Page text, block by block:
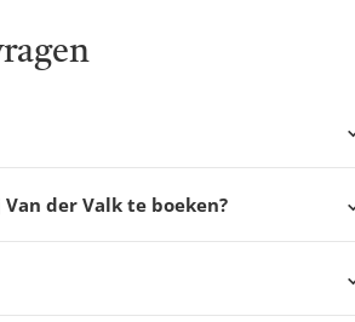
der Valk te boeken?